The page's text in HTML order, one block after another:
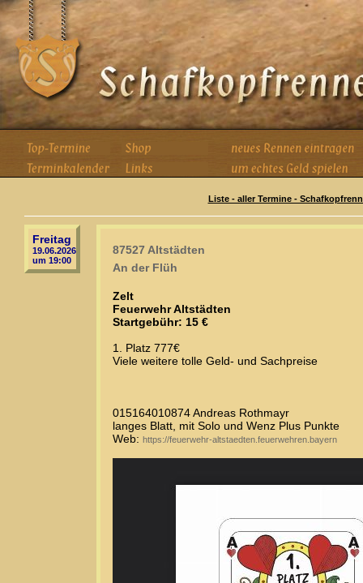
Liste - aller Termine -
Freitag
19.06.2026
um 19:00
87527 Altstädten
An der Flüh
Zelt
Feuerwehr Altstädten
Startgebühr: 15 €
1. Platz 777€
Viele weitere tolle Geld- und Sachpreise
015164010874 Andreas Rothmayr
langes Blatt, mit Solo und Wenz Plus Punkte
Web: https://feuerwehr-altstaedten.feuerwehren.bayern